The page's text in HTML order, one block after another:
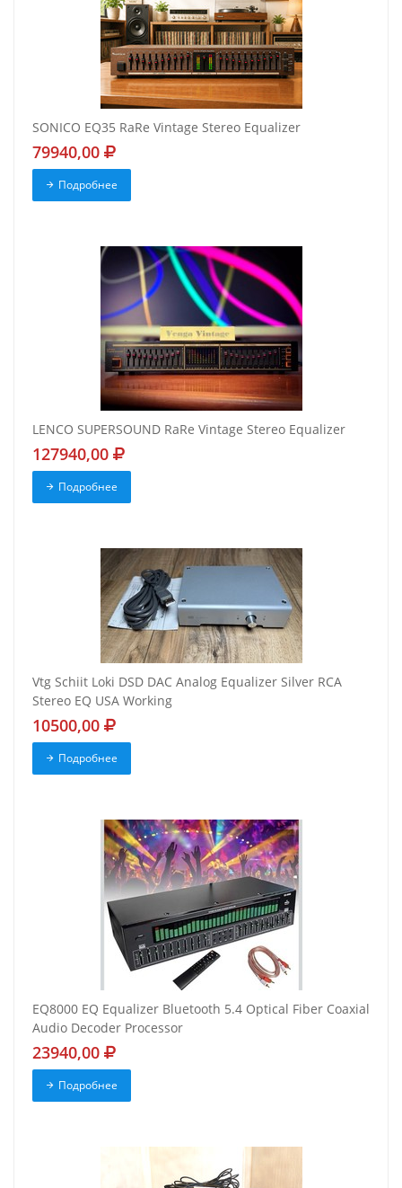
SONICO EQ35 RaRe Vintage Stereo Equalizer
79940,00
Подробнее
LENCO SUPERSOUND RaRe Vintage Stereo Equalizer
127940,00
Подробнее
Vtg Schiit Loki DSD DAC Analog Equalizer Silver RCA
Stereo EQ USA Working
10500,00
Подробнее
EQ8000 EQ Equalizer Bluetooth 5.4 Optical Fiber Coaxial
Audio Decoder Processor
23940,00
Подробнее